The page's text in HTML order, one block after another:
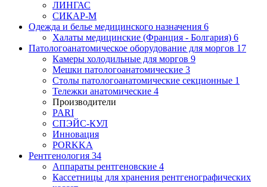
ЛИНГАС
СИКАР-М
Одежда и белье медицинского назначения 6
Халаты медицинские (Франция - Болгария) 6
Патологоанатомическое оборудование для моргов 17
Камеры холодильные для моргов 9
Мешки патологоанатомические 3
Столы патологоанатомические секционные 1
Тележки анатомические 4
Производители
PARI
СПЭЙС-КУЛ
Инновация
PORKKA
Рентгенология 34
Аппараты рентгеновские 4
Кассетницы для хранения рентгенографических